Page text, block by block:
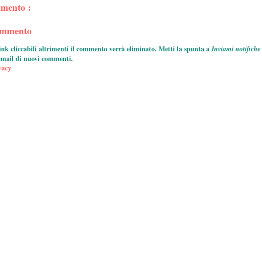
:
cliccabili altrimenti il commento verrà eliminato. Metti la spunta aInviami notifiche
di nuovi commenti.